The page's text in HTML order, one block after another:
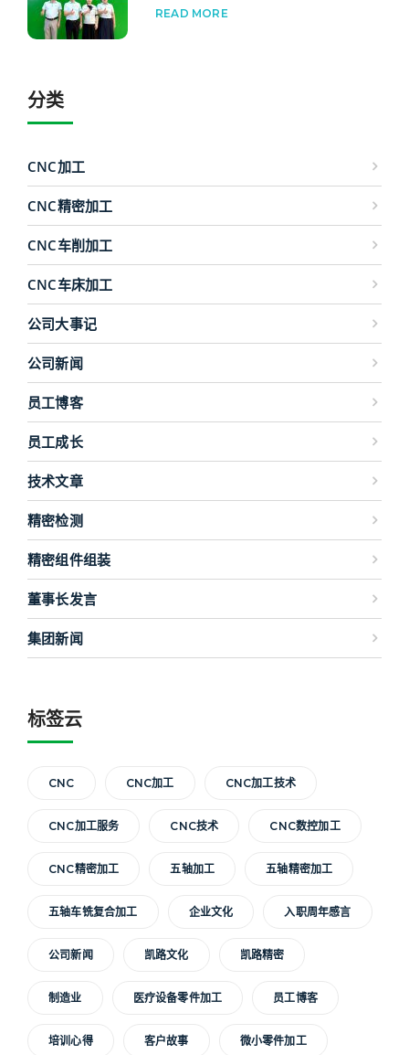
READ MORE
分类
CNC加工
CNC精密加工
CNC车削加工
CNC车床加工
公司大事记
公司新闻
员工博客
员工成长
技术文章
精密检测
精密组件组装
董事长发言
集团新闻
标签云
CNC CNC加工 CNC加工技术
CNC加工服务 CNC技术 CNC数控加工
CNC精密加工 五轴加工 五轴精密加工
五轴车铣复合加工 企业文化 入职周年感言
公司新闻 凯路文化 凯路精密
制造业 医疗设备零件加工 员工博客
培训心得 客户故事 微小零件加工